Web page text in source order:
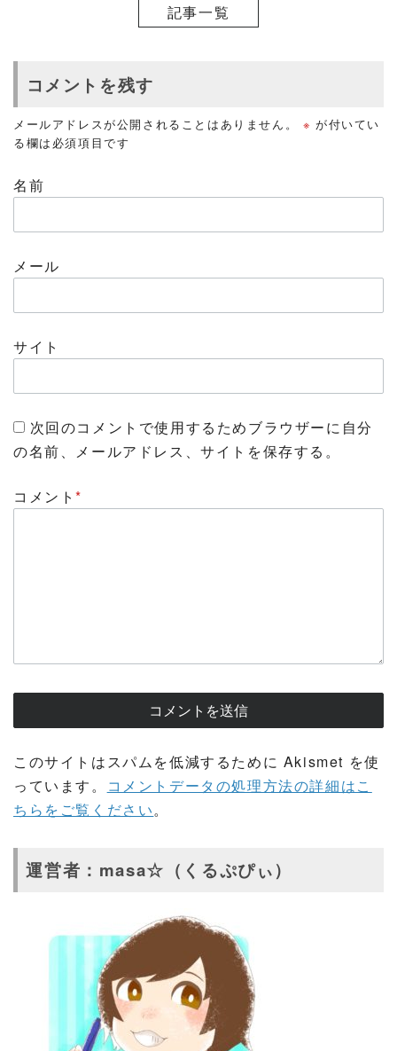
記事一覧
コメントを残す
メールアドレスが公開されることはありません。 ※ が付いてい
る欄は必須項目です
名前
メール
サイト
次回のコメントで使用するためブラウザーに自分
の名前、メールアドレス、サイトを保存する。
コメント*
このサイトはスパムを低減するために Akismet を使
っています。
コメントデータの処理方法の詳細はこ
ちらをご覧ください。
運営者：masa☆（くるぷぴぃ）